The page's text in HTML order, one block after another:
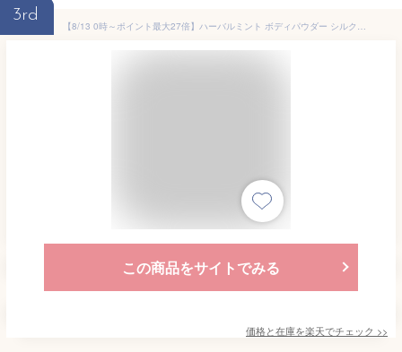
3rd
【8/13 0時～ポイント最大27倍】ハーバルミント ボディパウダー シルク肌 清涼感 ひんやり成分 ベタつき抑え【正規品】【ギフト対応可】
この商品をサイトでみる
価格と在庫を楽天でチェック >>